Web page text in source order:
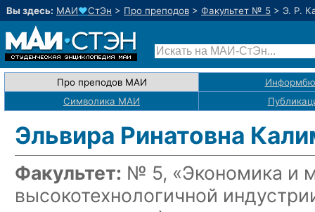
Вы здесь: МАИ♥СтЭн > Про преподов > Факультет № 5 > Э. Р.
Про преподов МАИ
Символика МАИ
Эльвира Ринатовна
Факультет: № 5, «Экономика и
высокотехнологичной